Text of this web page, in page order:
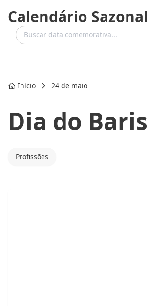
Calendário Sazonal
Início 24 de maio
Dia do
Profissões